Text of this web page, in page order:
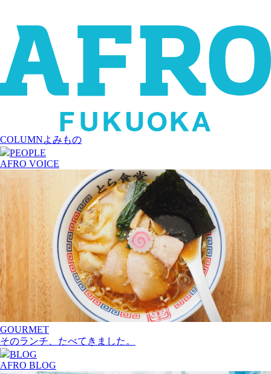
COLUMNよみもの
PEOPLE
AFRO VOICE
GOURMET
そのランチ、たべてきました。
BLOG
AFRO BLOG